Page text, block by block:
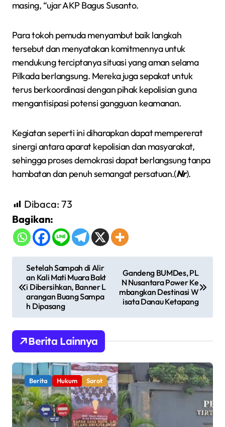
masing, “ujar AKP Bagus Susanto.
Para tokoh pemuda menyambut baik langkah
tersebut dan menyatakan komitmennya untuk
mendukung terciptanya situasi yang aman selama
Pilkada berlangsung. Mereka juga sepakat untuk
terus berkoordinasi dengan pihak kepolisian guna
mengantisipasi potensi gangguan keamanan.
Kegiatan seperti ini diharapkan dapat mempererat
sinergi antara aparat kepolisian dan masyarakat,
sehingga proses demokrasi dapat berlangsung tanpa
hambatan dan penuh semangat persatuan.(Nr).
Dibaca: 73
Bagikan:
i
g
a
s
i
p
o
Setelah Sampah di Alir
an Kali Mati Muara Bakt
i Dibersihkan, Banner L
arangan Buang Sampa
h Dipasang
Gandeng BUMDes, PL
N Nusantara Power Ke
mbangkan Destinasi W
isata Danau Ketapang
Berita Lainnya
Berita Hukum Sorot